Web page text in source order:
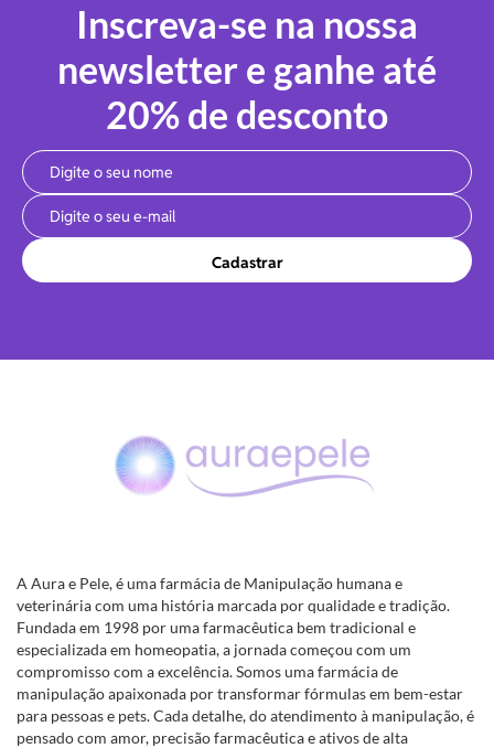
Inscreva-se na nossa
newsletter e ganhe até
20% de desconto
Cadastrar
A Aura e Pele, é uma farmácia de Manipulação humana e
veterinária com uma história marcada por qualidade e tradição.
Fundada em 1998 por uma farmacêutica bem tradicional e
especializada em homeopatia, a jornada começou com um
compromisso com a excelência. Somos uma farmácia de
manipulação apaixonada por transformar fórmulas em bem-estar
para pessoas e pets. Cada detalhe, do atendimento à manipulação, é
pensado com amor, precisão farmacêutica e ativos de alta